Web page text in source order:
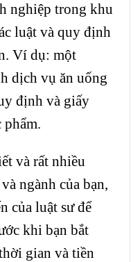
nghiệp trong khu
luật và quy định
Ví dụ: một
dịch vụ ăn uống
định và giấy
phẩm.
và rất nhiều
ngành của bạn,
​​của luật sư để
khi bạn bắt
gian và tiền